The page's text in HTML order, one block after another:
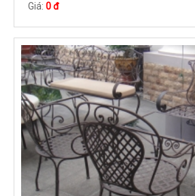
Giá: 0 đ